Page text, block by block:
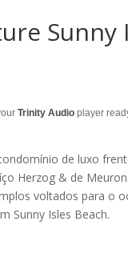
Trinity Audio player
de luxo
Herzog & de
voltados para o
Sunny Isles Beach.